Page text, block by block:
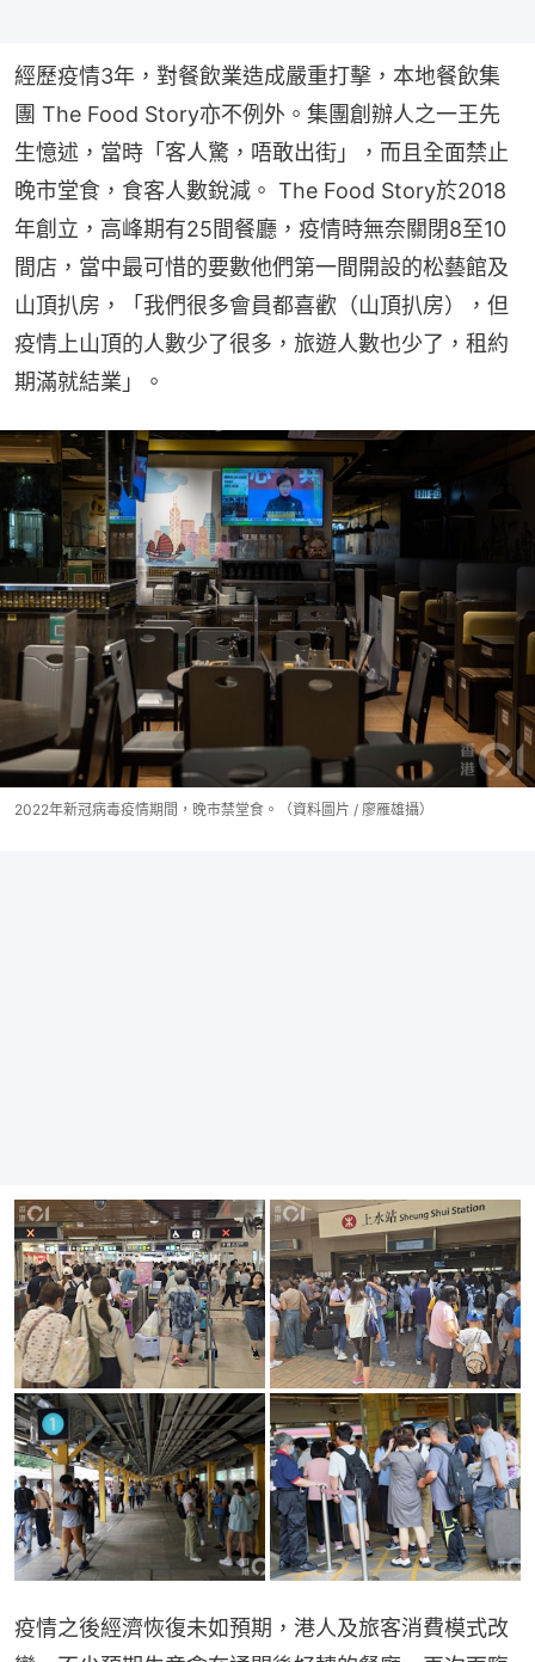
經歷疫情3年，對餐飲業造成嚴重打擊，本地餐飲集
團 The Food Story亦不例外。集團創辦人之一王先
生憶述，當時「客人驚，唔敢出街」，而且全面禁止
晚市堂食，食客人數銳減。 The Food Story於2018
年創立，高峰期有25間餐廳，疫情時無奈關閉8至10
間店，當中最可惜的要數他們第一間開設的松藝館及
山頂扒房，「我們很多會員都喜歡（山頂扒房），但
疫情上山頂的人數少了很多，旅遊人數也少了，租約
期滿就結業」。
2022年新冠病毒疫情期間，晚市禁堂食。（資料圖片 / 廖雁雄攝）
疫情之後經濟恢復未如預期，港人及旅客消費模式改